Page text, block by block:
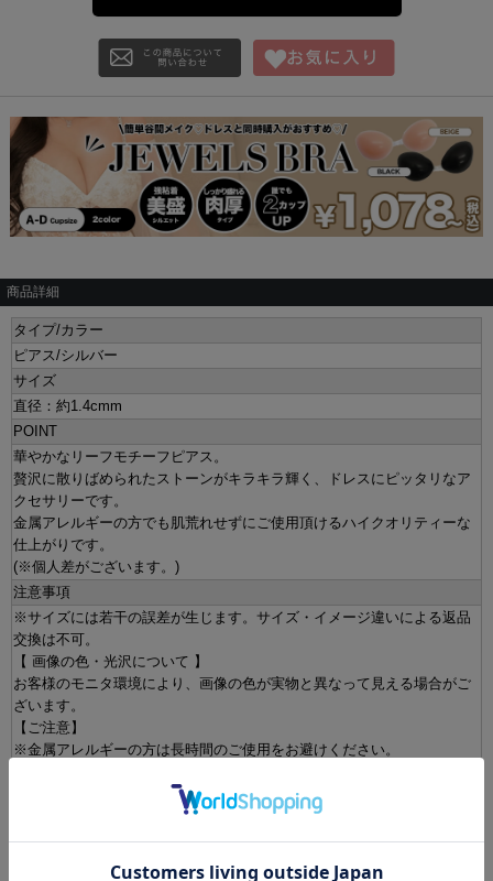
商品詳細
タイプ/カラー
ピアス/シルバー
サイズ
直径：約1.4cmm
POINT
華やかなリーフモチーフピアス。
贅沢に散りばめられたストーンがキラキラ輝く、ドレスにピッタリなア
クセサリーです。
金属アレルギーの方でも肌荒れせずにご使用頂けるハイクオリティーな
仕上がりです。
(※個人差がございます。)
注意事項
※サイズには若干の誤差が生じます。サイズ・イメージ違いによる返品
交換は不可。
【 画像の色・光沢について 】
お客様のモニタ環境により、画像の色が実物と異なって見える場合がご
ざいます。
【ご注意】
※金属アレルギーの方は長時間のご使用をお避けください。
しい運動をされる時等は怪我をされるおそれがありますのでお外し下さ
※アクセサリーによっては小さい形状のものもございます。小さなお子